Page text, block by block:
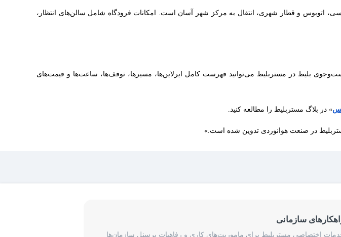
دسترسی مناسب تاکسی، اتوبوس و قطار شهری، انتقال به مرکز شهر آسان است. امکانات فرودگاه شامل سالن‌های انتظار،
بلیط در مستربلیط می‌توانید فهرست کامل ایرلاین‌ها، مسیرها، توقف‌ها، ساعت‌ها و قیمت‌های
» در بلاگ مستربلیط را مطالعه کنید.
در صنعت هوانوردی تدوین شده است.»
سازمانی
اختصاصیِ مِستربلیط برای ماموریت‌های کاری و رفاهیاتِ پرسنلِ سازمان‌ها